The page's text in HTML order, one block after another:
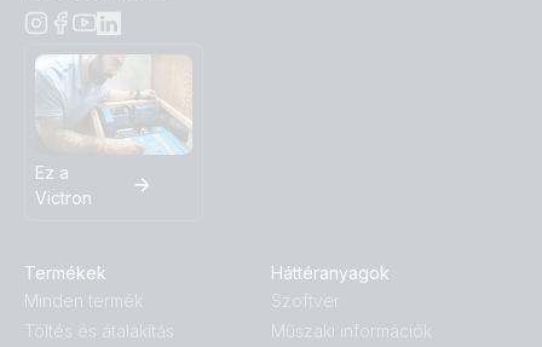
Ez a
Victron
Termékek
Minden termék
Töltés és átalakítás
Háttéranyagok
Szoftver
Műszaki információk